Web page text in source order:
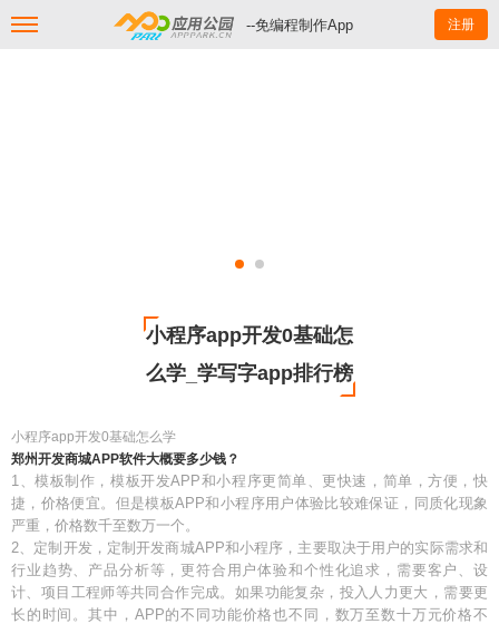
--免编程制作App 注册
小程序app开发0基础怎
么学_学写字app排行榜
小程序app开发0基础怎么学
郑州开发商城APP软件大概要多少钱？
1、模板制作，模板开发APP和小程序更简单、更快速，简单，方便，快
捷，价格便宜。但是模板APP和小程序用户体验比较难保证，同质化现象
严重，价格数千至数万一个。
2、定制开发，定制开发商城APP和小程序，主要取决于用户的实际需求和
行业趋势、产品分析等，更符合用户体验和个性化追求，需要客户、设
计、项目工程师等共同合作完成。如果功能复杂，投入人力更大，需要更
长的时间。其中，APP的不同功能价格也不同，数万至数十万元价格不